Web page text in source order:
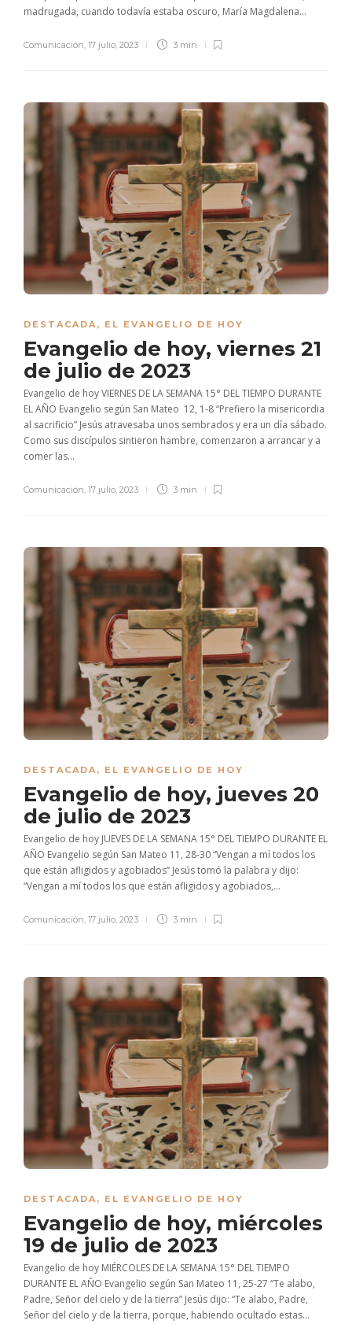
madrugada, cuando todavía estaba oscuro, María Magdalena...
Comunicación, 17 julio, 2023 3 min
DESTACADA, EL EVANGELIO DE HOY
Evangelio de hoy, viernes 21
de julio de 2023
Evangelio de hoy VIERNES DE LA SEMANA 15° DEL TIEMPO DURANTE
EL AÑO Evangelio según San Mateo 12, 1-8 “Prefiero la misericordia
al sacrificio” Jesús atravesaba unos sembrados y era un día sábado.
Como sus discípulos sintieron hambre, comenzaron a arrancar y a
comer las...
Comunicación, 17 julio, 2023 3 min
DESTACADA, EL EVANGELIO DE HOY
Evangelio de hoy, jueves 20
de julio de 2023
Evangelio de hoy JUEVES DE LA SEMANA 15° DEL TIEMPO DURANTE EL
AÑO Evangelio según San Mateo 11, 28-30 “Vengan a mí todos los
que están afligidos y agobiados” Jesús tomó la palabra y dijo:
“Vengan a mí todos los que están afligidos y agobiados,...
Comunicación, 17 julio, 2023 3 min
DESTACADA, EL EVANGELIO DE HOY
Evangelio de hoy, miércoles
19 de julio de 2023
Evangelio de hoy MIÉRCOLES DE LA SEMANA 15° DEL TIEMPO
DURANTE EL AÑO Evangelio según San Mateo 11, 25-27 “Te alabo,
Padre, Señor del cielo y de la tierra” Jesús dijo: “Te alabo, Padre,
Señor del cielo y de la tierra, porque, habiendo ocultado estas...